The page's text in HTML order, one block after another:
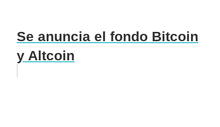
Se anuncia el fondo Bitcoin
y Altcoin